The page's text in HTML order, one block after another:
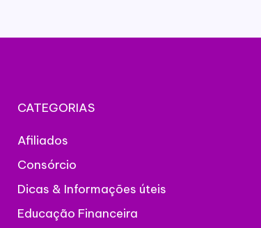
CATEGORIAS
Afiliados
Consórcio
Dicas & Informações úteis
Educação Financeira